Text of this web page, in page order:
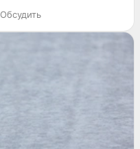
Обсудить